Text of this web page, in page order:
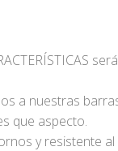
a nuestras
que aspecto.
y resistente